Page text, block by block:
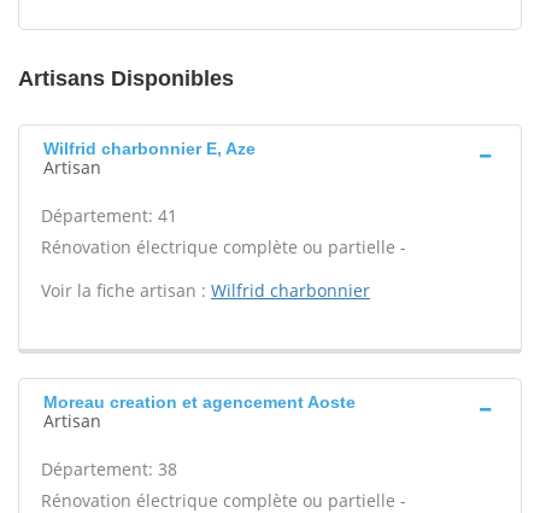
Artisans Disponibles
Wilfrid charbonnier E, Aze
Artisan
Département: 41
Rénovation électrique complète ou partielle -
Voir la fiche artisan : Wilfrid charbonnier
Moreau creation et agencement Aoste
Artisan
Département: 38
Rénovation électrique complète ou partielle -